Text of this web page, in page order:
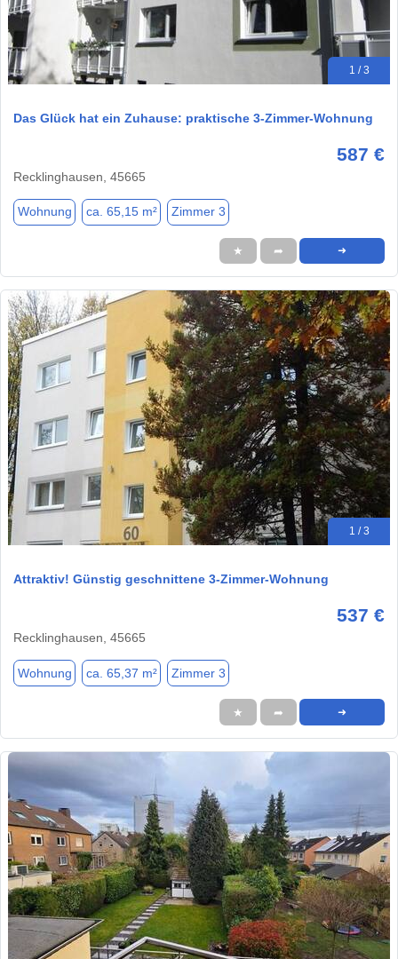
1 / 3
Das Glück hat ein Zuhause: praktische 3-Zimmer-Wohnung
587 €
Recklinghausen, 45665
Wohnung ca. 65,15 m² Zimmer 3
★ ➦ ➜
1 / 3
Attraktiv! Günstig geschnittene 3-Zimmer-Wohnung
537 €
Recklinghausen, 45665
Wohnung ca. 65,37 m² Zimmer 3
★ ➦ ➜